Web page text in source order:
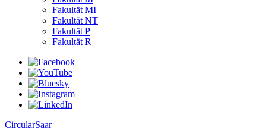
Fakultät MI
Fakultät NT
Fakultät P
Fakultät R
CircularSaar